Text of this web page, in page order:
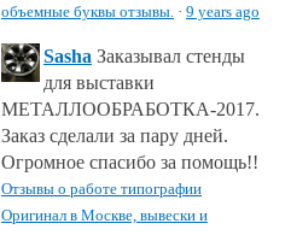
объемные буквы отзывы. · 9 years ago
Sasha Заказывал стенды
для выставки
МЕТАЛЛООБРАБОТКА-2017.
Заказ сделали за пару дней.
Огромное спасибо за помощь!!
Отзывы о работе типографии
Оригинал в Москве, вывески и